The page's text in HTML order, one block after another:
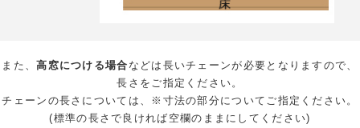
また、高窓につける場合 などは長いチェーンが必要となりますので、
長さをご指定ください。
チェーンの長さについては、※寸法の部分についてご指定ください。
(標準の長さで良ければ空欄のままにしてください)